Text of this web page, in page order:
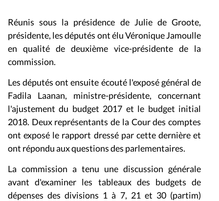
Réunis sous la présidence de Julie de Groote,
présidente, les députés ont élu Véronique Jamoulle
en qualité de deuxième vice-présidente de la
commission.
Les députés ont ensuite écouté l'exposé général de
Fadila Laanan, ministre-présidente, concernant
l'ajustement du budget 2017 et le budget initial
2018. Deux représentants de la Cour des comptes
ont exposé le rapport dressé par cette dernière et
ont répondu aux questions des parlementaires.
La commission a tenu une discussion générale
avant d'examiner les tableaux des budgets de
dépenses des divisions 1 à 7, 21 et 30 (partim)